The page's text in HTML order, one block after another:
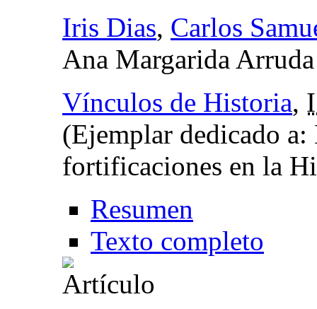
Iris Dias, Carlos
Ana Margarida Arruda
Vínculos de Historia,
(Ejemplar dedicado a:
fortificaciones en la
Resumen
Texto completo